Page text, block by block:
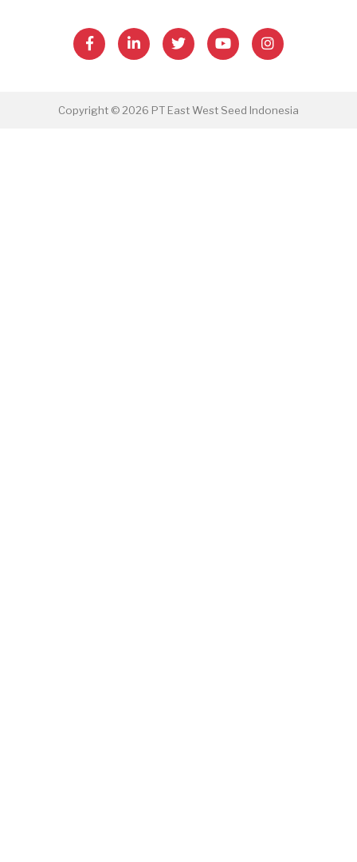
Copyright © 2026 PT East West Seed Indonesia